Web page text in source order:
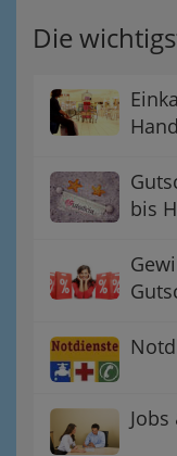
Die
bis